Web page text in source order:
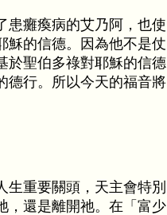
患癱瘓病的艾乃阿，也使
穌的信德。因為他不是仗
於聖伯多祿對耶穌的信德
德行。所以今天的福音將
生重要關頭，天主會特別
，還是離開祂。在「富少